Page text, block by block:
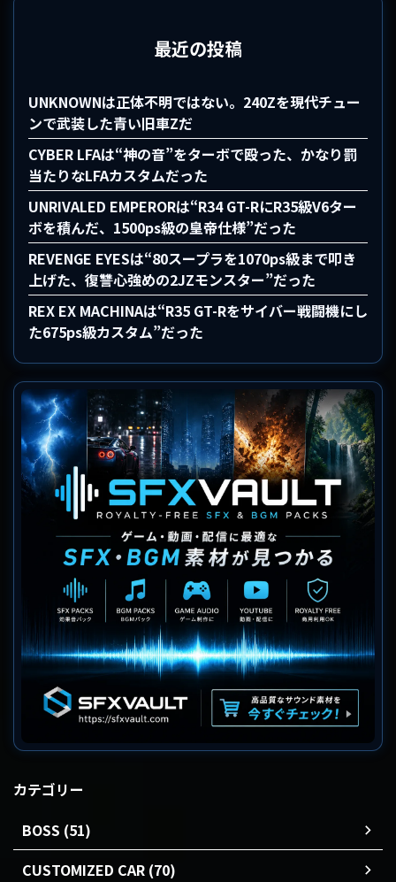
最近の投稿
UNKNOWNは正体不明ではない。240Zを現代チュー
ンで武装した青い旧車Zだ
CYBER LFAは“神の音”をターボで殴った、かなり罰
当たりなLFAカスタムだった
UNRIVALED EMPERORは“R34 GT-RにR35級V6ター
ボを積んだ、1500ps級の皇帝仕様”だった
REVENGE EYESは“80スープラを1070ps級まで叩き
上げた、復讐心強めの2JZモンスター”だった
REX EX MACHINAは“R35 GT-Rをサイバー戦闘機にし
た675ps級カスタム”だった
カテゴリー
BOSS (51)
CUSTOMIZED CAR (70)